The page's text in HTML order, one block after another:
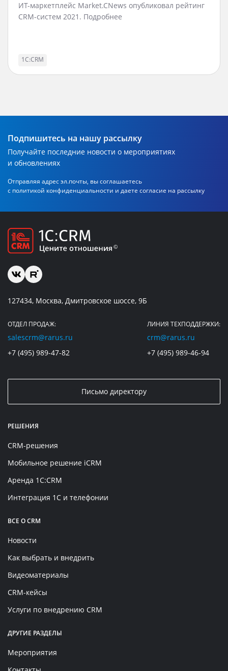
ИТ-маркетплейс Market.CNews опубликовал рейтинг
CRM-систем 2021. Подробнее
1С:CRM
Подпишитесь на нашу рассылку
Получайте последние новости о мероприятиях
и обновлениях
Отправляя адрес эл.почты, вы соглашаетесь
с политикой конфиденциальности и даете согласие на рассылку
127434, Москва, Дмитровское шоссе, 9Б
ОТДЕЛ ПРОДАЖ:
salescrm@rarus.ru
+7 (495) 989-47-82
ЛИНИЯ ТЕХПОДДЕРЖКИ:
crm@rarus.ru
+7 (495) 989-46-94
Письмо директору
РЕШЕНИЯ
CRM-решения
Мобильное решение iCRM
Аренда 1C:CRM
Интеграция 1С и телефонии
ВСЕ О CRM
Новости
Как выбрать и внедрить
Видеоматериалы
CRM-кейсы
Услуги по внедрению CRM
ДРУГИЕ РАЗДЕЛЫ
Мероприятия